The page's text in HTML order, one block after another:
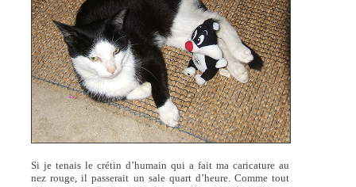
Si je tenais le crétin d’humain qui a fait ma caricature au
nez rouge, il passerait un sale quart d’heure. Comme tout